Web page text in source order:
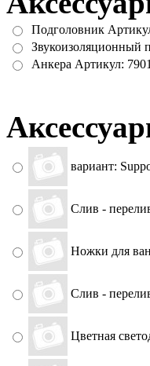
Подголовник
Звукоизоляционный
Анкера Артикул:
вариант:
Слив -
Ножки для
Слив -
Цветная